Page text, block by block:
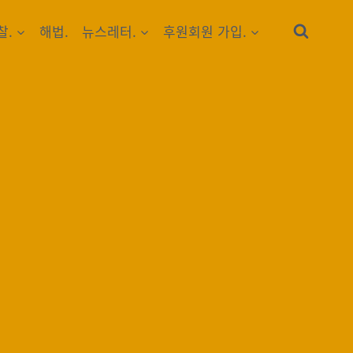
. 해법. 뉴스레터. 후원회원 가입.